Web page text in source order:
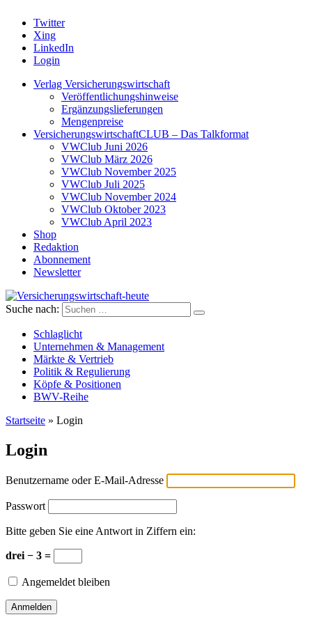
Twitter
Xing
LinkedIn
Login
Verlag Versicherungswirtschaft
Veröffentlichungshinweise
Ergänzungslieferungen
Mengenpreise
VersicherungswirtschaftCLUB – Das Talkformat
VWClub Juni 2026
VWClub März 2026
VWClub November 2025
VWClub Juli 2025
VWClub November 2024
VWClub Oktober 2023
VWClub April 2023
Shop
Redaktion
Abonnement
Newsletter
Versicherungswirtschaft-heute
Suche nach:
Schlaglicht
Unternehmen & Management
Märkte & Vertrieb
Politik & Regulierung
Köpfe & Positionen
BWV-Reihe
Startseite » Login
Login
Benutzername oder E-Mail-Adresse
Passwort
Bitte geben Sie eine Antwort in Ziffern ein:
drei − 3 =
Angemeldet bleiben